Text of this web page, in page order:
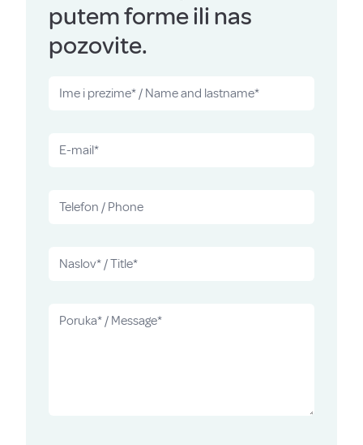
putem forme ili nas
pozovite.